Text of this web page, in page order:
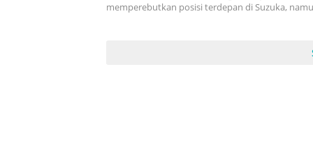
memperebutkan posisi terdepan di Suzuka,